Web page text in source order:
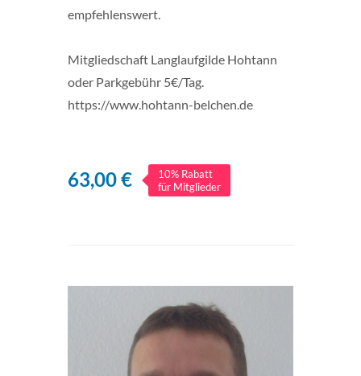
empfehlenswert.
Mitgliedschaft Langlaufgilde Hohtann
oder Parkgebühr 5€/Tag.
https://www.hohtann-belchen.de
63,00 €
10% Rabatt
für Mitglieder